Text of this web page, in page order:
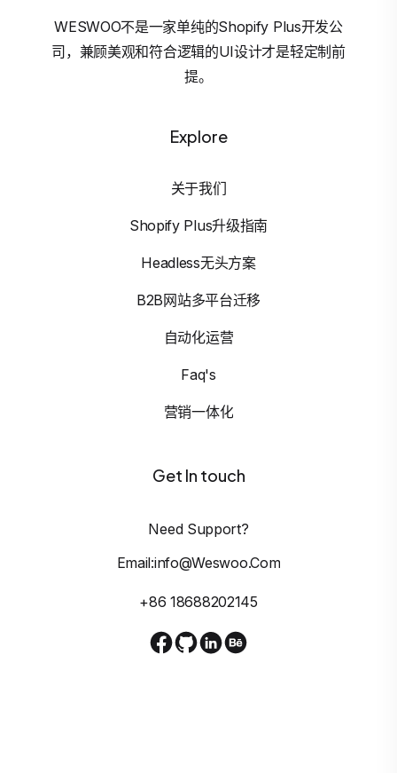
WESWOO不是一家单纯的Shopify Plus开发公
司，兼顾美观和符合逻辑的UI设计才是轻定制前
提。
Explore
关于我们
Shopify Plus升级指南
Headless无头方案
B2B网站多平台迁移
自动化运营
Faq's
营销一体化
Get In touch
Need Support?
Email:info@weswoo.com
+86 18688202145